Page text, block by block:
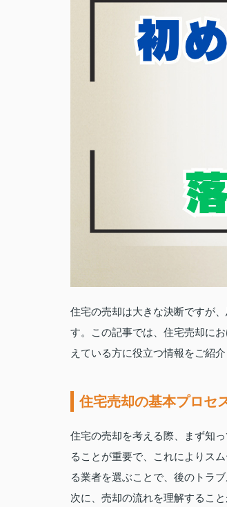
住宅の売却は大きな決断ですが
す。この記事では、住宅売却に
えている方に役立つ情報をご紹介
住宅売却の基本プロセ
住宅の売却を考える際、まず知
ることが重要で、これによりス
る業者を選ぶことで、後のトラ
次に、売却の流れを理解するこ